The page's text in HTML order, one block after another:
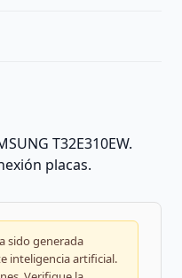
T32E310EW.
placas.
sido generada
inteligencia artificial.